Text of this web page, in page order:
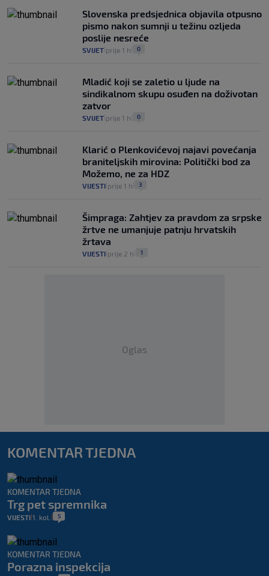
Slovenska predsjednica objavila otpusno
pismo nakon sumnji u težinu ozljeda
poslije nesreće
SVIJET prije 1 h 0
Mladić koji se zaletio u ljude na
sindikalnom skupu osuđen na doživotan
zatvor
SVIJET prije 1 h 0
Klarić o Plenkovićevoj najavi povećanja
braniteljskih mirovina: Politički bod za
Možemo, ne za HDZ
VIJESTI prije 1 h 3
Šimpraga: Zahtjev za pravdom za srpske
žrtve ne umanjuje patnju hrvatskih
žrtava
VIJESTI prije 2 h 1
Oglas
KOMENTAR TJEDNA
KOMENTAR TJEDNA
Trg pet spremnika
VIJESTI 1. kol. 5
KOMENTAR TJEDNA
Porazna inspekcija